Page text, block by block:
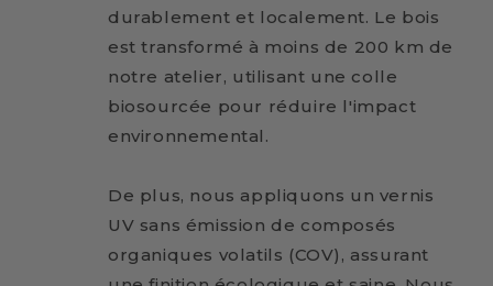
durablement et localement. Le bois
est transformé à moins de 200 km de
notre atelier, utilisant une colle
biosourcée pour réduire l'impact
environnemental.
De plus, nous appliquons un vernis
UV sans émission de composés
organiques volatils (COV), assurant